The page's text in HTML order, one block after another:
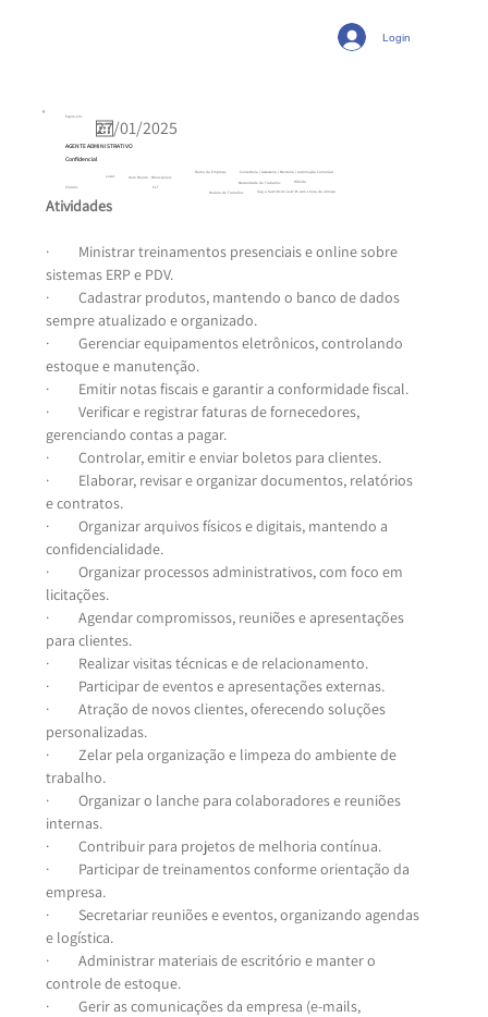
Login
Atividades
·         Ministrar treinamentos presenciais e online sobre
sistemas ERP e PDV.
·         Cadastrar produtos, mantendo o banco de dados
sempre atualizado e organizado.
·         Gerenciar equipamentos eletrônicos, controlando
estoque e manutenção.
·         Emitir notas fiscais e garantir a conformidade fiscal.
·         Verificar e registrar faturas de fornecedores,
gerenciando contas a pagar.
·         Controlar, emitir e enviar boletos para clientes.
·         Elaborar, revisar e organizar documentos, relatórios
e contratos.
·         Organizar arquivos físicos e digitais, mantendo a
confidencialidade.
·         Organizar processos administrativos, com foco em
licitações.
·         Agendar compromissos, reuniões e apresentações
para clientes.
·         Realizar visitas técnicas e de relacionamento.
·         Participar de eventos e apresentações externas.
·         Atração de novos clientes, oferecendo soluções
personalizadas.
·         Zelar pela organização e limpeza do ambiente de
trabalho.
·         Organizar o lanche para colaboradores e reuniões
internas.
·         Contribuir para projetos de melhoria contínua.
·         Participar de treinamentos conforme orientação da
empresa.
·         Secretariar reuniões e eventos, organizando agendas
e logística.
·         Administrar materiais de escritório e manter o
controle de estoque.
·         Gerir as comunicações da empresa (e-mails,
Seg a Sext 08:00 às 17:15 com 1 hora de almoço
Horário de Trabalho:
CLT
Vínculo:
Híbrido
Modalidade de Trabalho:
Consultoria | Assessoria | Mentoria | Automação Comercial
Ramo da Empresa:
Confidencial
AGENTE ADMINISTRATIVO
Expira em:
Ouro Branco - Minas Gerais
Local: